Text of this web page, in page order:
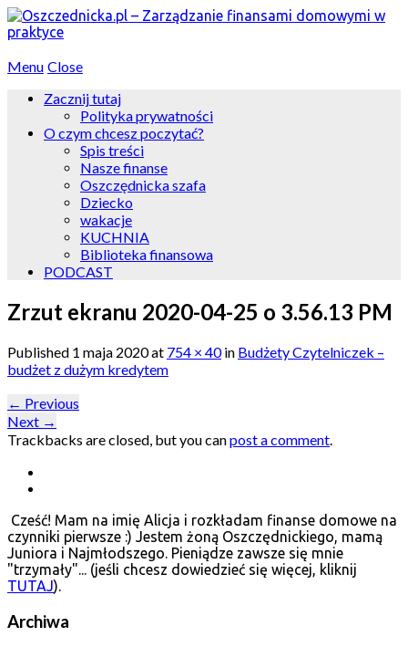
Menu Close
Zacznij tutaj
Polityka prywatności
O czym chcesz poczytać?
Spis treści
Nasze finanse
Oszczędnicka szafa
Dziecko
wakacje
KUCHNIA
Biblioteka finansowa
PODCAST
Zrzut ekranu 2020-04-25 o 3.56.13 PM
Published 1 maja 2020at 754 × 40in Budżety Czytelniczek –
budżet z dużym kredytem
← Previous
Next →
Trackbacks are closed, but you canpost a comment
Cześć! Mam na imię Alicja i rozkładam finanse domowe na
czynniki pierwsze :) Jestem żoną Oszczędnickiego, mamą
Juniora i Najmłodszego. Pieniądze zawsze się mnie
"trzymały"... (jeśli chcesz dowiedzieć się więcej, kliknij
TUTAJ).
Archiwa